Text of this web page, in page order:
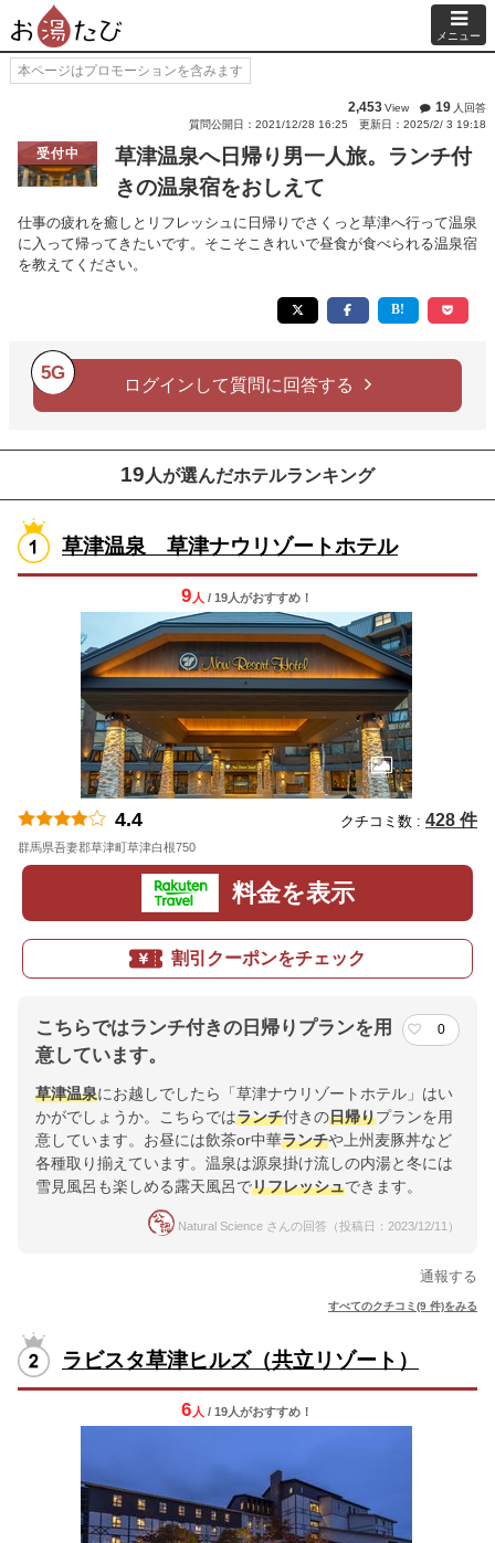
メニュー
本ページはプロモーションを含みます
2,453View 19 人回答
質問公開日：2021/12/28 16:25
更新日：2025/2/ 3 19:18
受付中
草津温泉へ日帰り男一人旅。ランチ付
きの温泉宿をおしえて
仕事の疲れを癒しとリフレッシュに日帰りでさくっと草津へ行って温泉
に入って帰ってきたいです。そこそこきれいで昼食が食べられる温泉宿
を教えてください。
5G
ログインして質問に回答する
19 人が選んだホテルランキング
草津温泉 草津ナウリゾートホテル
9 人 / 19人がおすすめ！
4.4 クチコミ数 : 428 件
群馬県吾妻郡草津町草津白根750
料金を表示
割引クーポンをチェック
こちらではランチ付きの日帰りプランを用
意しています。
0
草津温泉にお越しでしたら「草津ナウリゾートホテル」はい
かがでしょうか。こちらではランチ付きの日帰りプランを用
意しています。お昼には飲茶or中華ランチや上州麦豚丼など
各種取り揃えています。温泉は源泉掛け流しの内湯と冬には
雪見風呂も楽しめる露天風呂でリフレッシュできます。
Natural Science さんの回答（投稿日：2023/12/11）
通報する
すべてのクチコミ(9 件)をみる
ラビスタ草津ヒルズ（共立リゾート）
6 人 / 19人がおすすめ！